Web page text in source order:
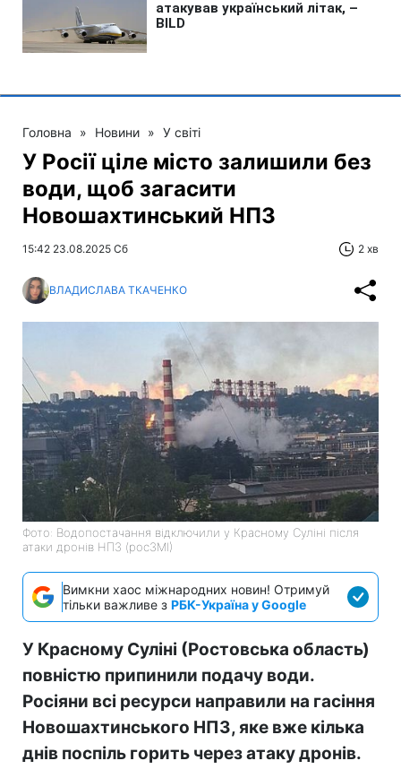
Головна » Новини » У світі
У Росії ціле місто залишили без
води, щоб загасити
Новошахтинський НПЗ
15:42 23.08.2025 Сб 2 хв
ВЛАДИСЛАВА ТКАЧЕНКО
Фото: Водопостачання відключили у Красному Суліні після
атаки дронів НПЗ (росЗМІ)
Вимкни хаос міжнародних новин! Отримуй
тільки важливе з РБК-Україна у Google
У Красному Суліні (Ростовська область)
повністю припинили подачу води.
Росіяни всі ресурси направили на гасіння
Новошахтинського НПЗ, яке вже кілька
днів поспіль горить через атаку дронів.